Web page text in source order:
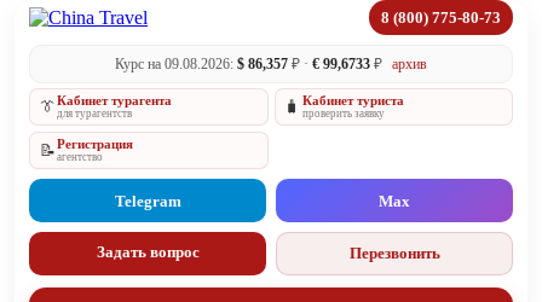
8 (800) 775-80-73
Курс на 09.08.2026: $ 86,357 ₽ · € 99,6733 ₽ архив
👔Кабинет турагента
для турагентств 🧳 Кабинет туриста
проверить заявку
📝Регистрация
агентство
Telegram Max
Задать вопрос Перезвонить